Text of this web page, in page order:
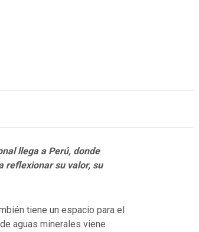
llega a Perú, donde
reflexionar su valor, su
tiene un espacio para el
aguas minerales viene